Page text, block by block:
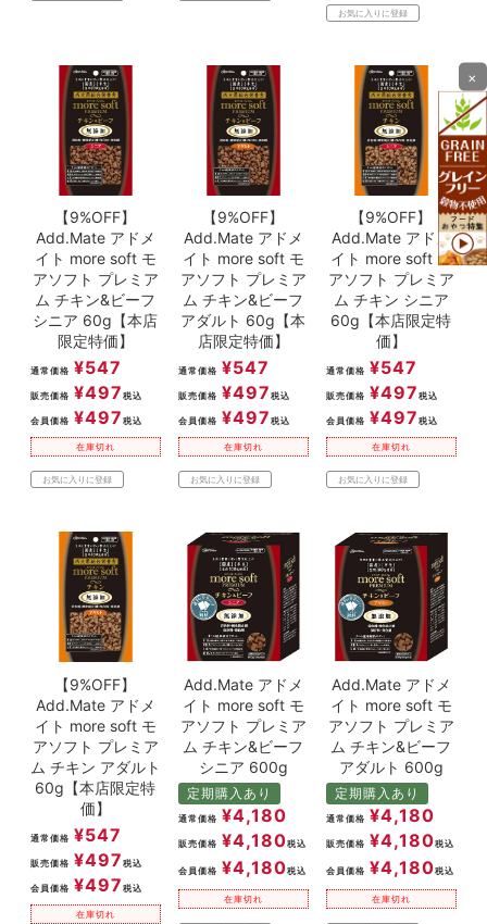
お気に入りに登録
【9%OFF】
Add.Mate アドメ
イト more soft モ
アソフト プレミア
ム チキン&ビーフ
シニア 60g【本店
限定特価】
通常価格 ¥547
販売価格 ¥497 税込
会員価格 ¥497 税込
在庫切れ
お気に入りに登録
【9%OFF】
Add.Mate アドメ
イト more soft モ
アソフト プレミア
ム チキン&ビーフ
アダルト 60g【本
店限定特価】
通常価格 ¥547
販売価格 ¥497 税込
会員価格 ¥497 税込
在庫切れ
お気に入りに登録
【9%OFF】
Add.Mate アドメ
イト more soft モ
アソフト プレミア
ム チキン シニア
60g【本店限定特
価】
通常価格 ¥547
販売価格 ¥497 税込
会員価格 ¥497 税込
在庫切れ
お気に入りに登録
【9%OFF】
Add.Mate アドメ
イト more soft モ
アソフト プレミア
ム チキン アダルト
60g【本店限定特
価】
通常価格 ¥547
販売価格 ¥497 税込
会員価格 ¥497 税込
在庫切れ
Add.Mate アドメ
イト more soft モ
アソフト プレミア
ム チキン&ビーフ
シニア 600g
定期購入あり
通常価格 ¥4,180
販売価格 ¥4,180税込
会員価格 ¥4,180税込
在庫切れ
Add.Mate アドメ
イト more soft モ
アソフト プレミア
ム チキン&ビーフ
アダルト 600g
定期購入あり
通常価格 ¥4,180
販売価格 ¥4,180税込
会員価格 ¥4,180税込
在庫切れ
×